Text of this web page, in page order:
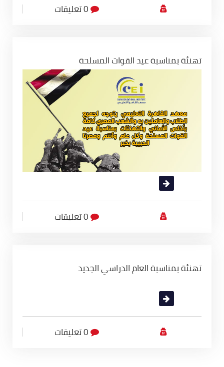
0 تعليقات
تهنئة بمناسبة عيد القوات المسلحة
قراءة المزيد
0 تعليقات
تهنئة بمناسبة العام الدراسي الجديد
قراءة المزيد
0 تعليقات